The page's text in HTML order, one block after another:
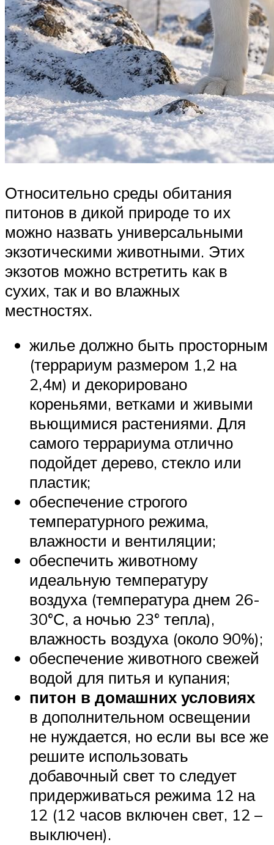
Относительно среды обитания
питонов в дикой природе то их
можно назвать универсальными
экзотическими животными. Этих
экзотов можно встретить как в
сухих, так и во влажных
местностях.
жилье должно быть просторным
(террариум размером 1,2 на
2,4м) и декорировано
кореньями, ветками и живыми
вьющимися растениями. Для
самого террариума отлично
подойдет дерево, стекло или
пластик;
обеспечение строгого
температурного режима,
влажности и вентиляции;
обеспечить животному
идеальную температуру
воздуха (температура днем 26-
30°С, а ночью 23° тепла),
влажность воздуха (около 90%);
обеспечение животного свежей
водой для питья и купания;
питон в домашних условиях
в дополнительном освещении
не нуждается, но если вы все же
решите использовать
добавочный свет то следует
придерживаться режима 12 на
12 (12 часов включен свет, 12 –
выключен).